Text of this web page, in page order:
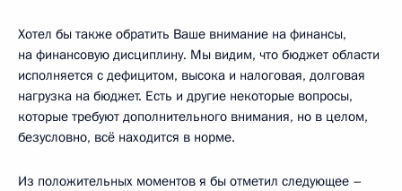
Хотел бы также обратить Ваше внимание на финансы,
на финансовую дисциплину. Мы видим, что бюджет области
исполняется с дефицитом, высока и налоговая, долговая
нагрузка на бюджет. Есть и другие некоторые вопросы,
которые требуют дополнительного внимания, но в целом,
безусловно, всё находится в норме.
Из положительных моментов я бы отметил следующее –